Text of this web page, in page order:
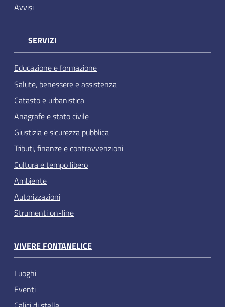
Avvisi
SERVIZI
Educazione e formazione
Salute, benessere e assistenza
Catasto e urbanistica
Anagrafe e stato civile
Giustizia e sicurezza pubblica
Tributi, finanze e contravvenzioni
Cultura e tempo libero
Ambiente
Autorizzazioni
Strumenti on-line
VIVERE FONTANELICE
Luoghi
Eventi